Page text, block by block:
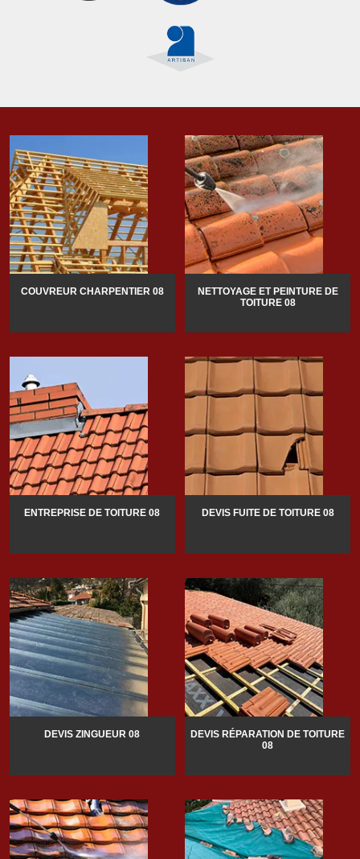
COUVREUR CHARPENTIER 08
NETTOYAGE ET PEINTURE DE
TOITURE 08
ENTREPRISE DE TOITURE 08 DEVIS FUITE DE TOITURE 08
DEVIS ZINGUEUR 08
DEVIS RÉPARATION DE TOITURE
08